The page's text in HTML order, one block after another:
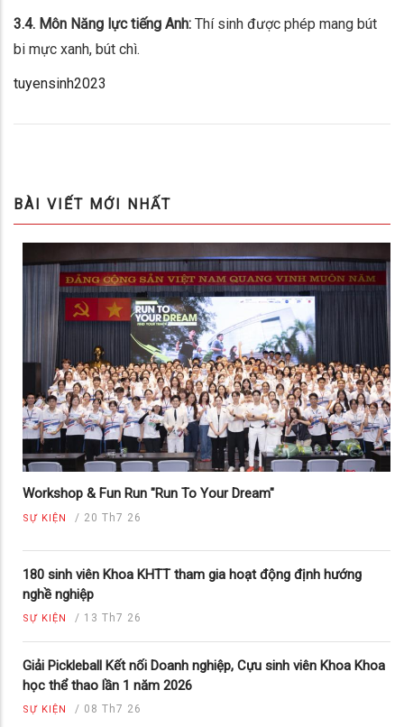
3.4. Môn Năng lực tiếng Anh: Thí sinh được phép mang bút
bi mực xanh, bút chì.
tuyensinh2023
BÀI VIẾT MỚI NHẤT
Workshop & Fun Run "Run To Your Dream"
SỰ KIỆN / 20 Th7 26
180 sinh viên Khoa KHTT tham gia hoạt động định hướng
nghề nghiệp
SỰ KIỆN / 13 Th7 26
Giải Pickleball Kết nối Doanh nghiệp, Cựu sinh viên Khoa Khoa
học thể thao lần 1 năm 2026
SỰ KIỆN / 08 Th7 26